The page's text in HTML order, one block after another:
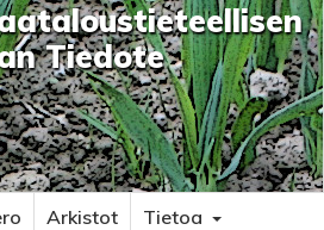
Tiedote
Arkistot Tietoa